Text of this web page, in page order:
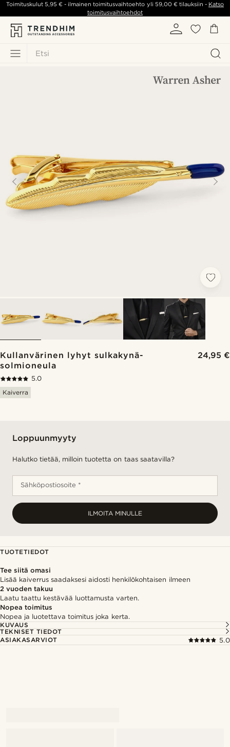
Etsi
Toimituskulut5,95 € - ilmainen toimitusvaihtoehto yli 59,00 €tilauksiin - Katso
toimitusvaihtoehdot
Kullanvärinen lyhyt sulkakynä-
solmioneula
24,95 €
5.0
Kaiverra
Loppuunmyyty
Halutko tietää, milloin tuotetta on taas saatavilla?
Sähköpostiosoite *
ILMOITA MINULLE
TUOTETIEDOT
Tee siitä omasi
Lisää kaiverrus saadaksesi aidosti henkilökohtaisen ilmeen
2 vuoden takuu
Laatu taattu kestävää luottamusta varten.
Nopea toimitus
Nopea ja luotettava toimitus joka kerta.
KUVAUS
TEKNISET TIEDOT
ASIAKASARVIOT
5.0